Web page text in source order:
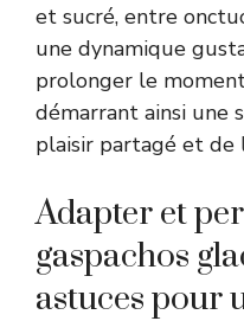
et sucré, entre
une dynamique
prolonger le
démarrant ainsi une
plaisir partagé et de
Adapter et
gaspachos
astuces pour